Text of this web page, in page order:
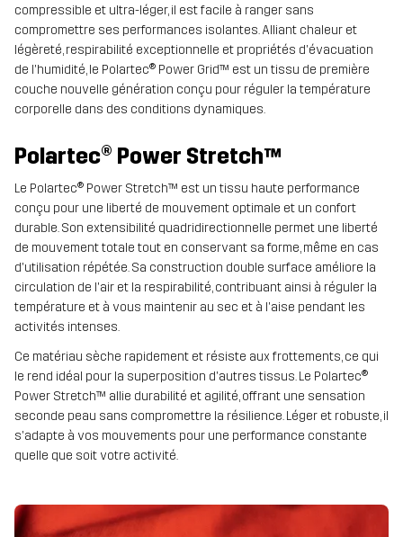
compressible et ultra-léger, il est facile à ranger sans
compromettre ses performances isolantes. Alliant chaleur et
légèreté, respirabilité exceptionnelle et propriétés d'évacuation
de l'humidité, le Polartec® Power Grid™ est un tissu de première
couche nouvelle génération conçu pour réguler la température
corporelle dans des conditions dynamiques.
Polartec® Power Stretch™
Le Polartec® Power Stretch™ est un tissu haute performance
conçu pour une liberté de mouvement optimale et un confort
durable. Son extensibilité quadridirectionnelle permet une liberté
de mouvement totale tout en conservant sa forme, même en cas
d'utilisation répétée. Sa construction double surface améliore la
circulation de l'air et la respirabilité, contribuant ainsi à réguler la
température et à vous maintenir au sec et à l'aise pendant les
activités intenses.
Ce matériau sèche rapidement et résiste aux frottements, ce qui
le rend idéal pour la superposition d'autres tissus. Le Polartec®
Power Stretch™ allie durabilité et agilité, offrant une sensation
seconde peau sans compromettre la résilience. Léger et robuste, il
s'adapte à vos mouvements pour une performance constante
quelle que soit votre activité.